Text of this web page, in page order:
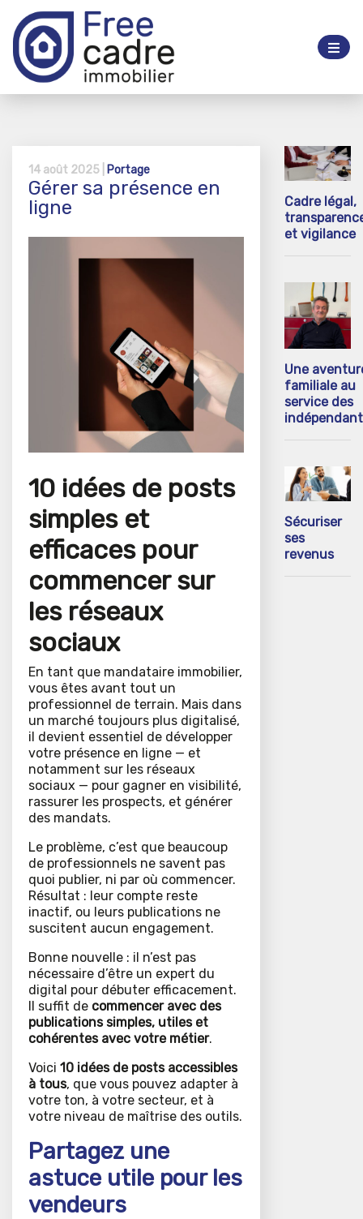
14 août 2025 | Portage
Gérer sa présence en
ligne
10 idées de posts
simples et
efficaces pour
commencer sur
les réseaux
sociaux
En tant que mandataire immobilier,
vous êtes avant tout un
professionnel de terrain. Mais dans
un marché toujours plus digitalisé,
il devient essentiel de développer
votre présence en ligne — et
notamment sur les réseaux
sociaux — pour gagner en visibilité,
rassurer les prospects, et générer
des mandats.
Le problème, c’est que beaucoup
de professionnels ne savent pas
quoi publier, ni par où commencer.
Résultat : leur compte reste
inactif, ou leurs publications ne
suscitent aucun engagement.
Bonne nouvelle : il n’est pas
nécessaire d’être un expert du
digital pour débuter efficacement.
Il suffit de commencer avec des
publications simples, utiles et
cohérentes avec votre métier.
Voici 10 idées de posts accessibles
à tous, que vous pouvez adapter à
votre ton, à votre secteur, et à
votre niveau de maîtrise des outils.
Partagez une
astuce utile pour les
vendeurs
Cadre légal,
et vigilance
Une
familiale au
service des
Sécuriser
ses
revenus